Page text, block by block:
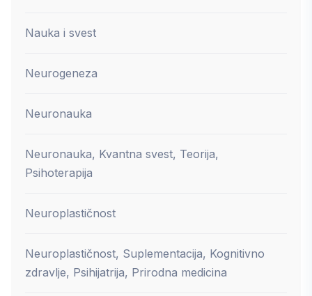
Nauka i svest
Neurogeneza
Neuronauka
Neuronauka, Kvantna svest, Teorija,
Psihoterapija
Neuroplastičnost
Neuroplastičnost, Suplementacija, Kognitivno
zdravlje, Psihijatrija, Prirodna medicina